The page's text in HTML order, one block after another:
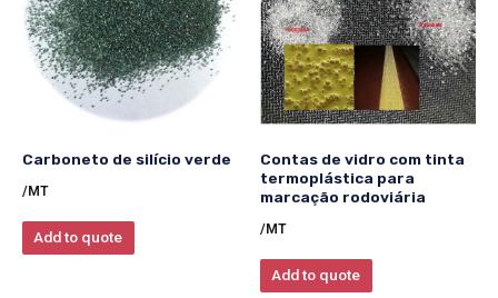
Carboneto de silício verde
/MT
Add to quote
Contas de vidro com tinta
termoplástica para
marcação rodoviária
/MT
Add to quote